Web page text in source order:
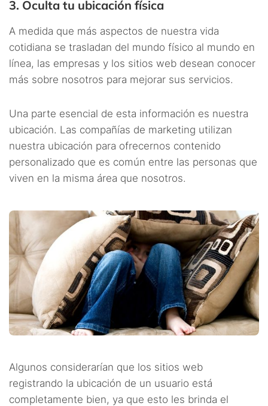
3. Oculta tu ubicación física
A medida que más aspectos de nuestra vida
cotidiana se trasladan del mundo físico al mundo en
línea, las empresas y los sitios web desean conocer
más sobre nosotros para mejorar sus servicios.
Una parte esencial de esta información es nuestra
ubicación. Las compañías de marketing utilizan
nuestra ubicación para ofrecernos contenido
personalizado que es común entre las personas que
viven en la misma área que nosotros.
Algunos considerarían que los sitios web
registrando la ubicación de un usuario está
completamente bien, ya que esto les brinda el